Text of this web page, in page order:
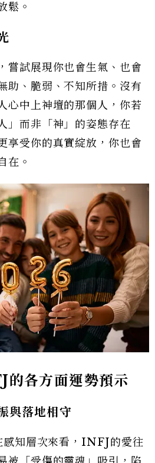
鬆。
嘗試展現你也會生氣、也會
助、脆弱、不知所措。沒有
心中上神壇的那個人，你若
」而非「神」的姿態存在
享受你的真實綻放，你也會
在。
的各方面運勢預示
與落地相守
知層次來看，INFJ的愛往